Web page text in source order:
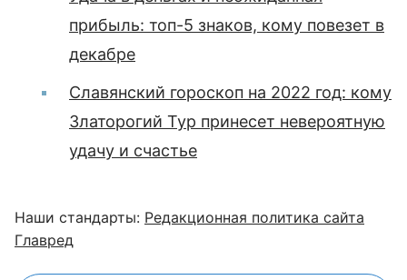
прибыль: топ-5 знаков, кому повезет в
декабре
Славянский гороскоп на 2022 год: кому
Златорогий Тур принесет невероятную
удачу и счастье
Наши стандарты: Редакционная политика сайта
Главред